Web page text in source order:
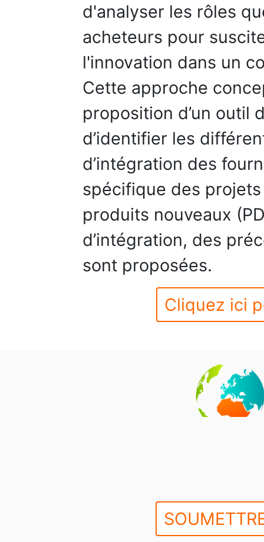
d'analyser les rôles
acheteurs pour
l'innovation dans un
Cette approche
proposition d’un outil
d’identifier les
d’intégration des
spécifique des
produits nouveaux
d’intégration, des
sont proposées.
Cliquez ici